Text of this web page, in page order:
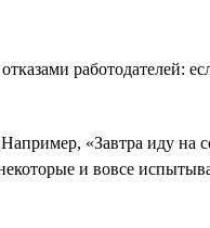
работодателей:
«Завтра иду на
и вовсе